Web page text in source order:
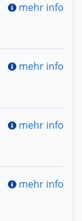
mehr info
mehr info
mehr info
mehr info